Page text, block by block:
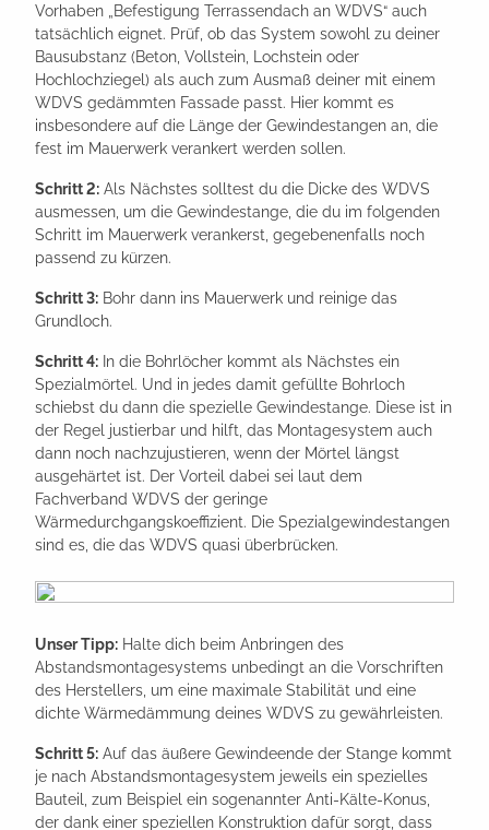
Vorhaben „Befestigung Terrassendach an WDVS“ auch
tatsächlich eignet. Prüf, ob das System sowohl zu deiner
Bausubstanz (Beton, Vollstein, Lochstein oder
Hochlochziegel) als auch zum Ausmaß deiner mit einem
WDVS gedämmten Fassade passt. Hier kommt es
insbesondere auf die Länge der Gewindestangen an, die
fest im Mauerwerk verankert werden sollen.
Schritt 2: Als Nächstes solltest du die Dicke des WDVS
ausmessen, um die Gewindestange, die du im folgenden
Schritt im Mauerwerk verankerst, gegebenenfalls noch
passend zu kürzen.
Schritt 3: Bohr dann ins Mauerwerk und reinige das
Grundloch.
Schritt 4: In die Bohrlöcher kommt als Nächstes ein
Spezialmörtel. Und in jedes damit gefüllte Bohrloch
schiebst du dann die spezielle Gewindestange. Diese ist in
der Regel justierbar und hilft, das Montagesystem auch
dann noch nachzujustieren, wenn der Mörtel längst
ausgehärtet ist. Der Vorteil dabei sei laut dem
Fachverband WDVS der geringe
Wärmedurchgangskoeffizient. Die Spezialgewindestangen
sind es, die das WDVS quasi überbrücken.
Unser Tipp: Halte dich beim Anbringen des
Abstandsmontagesystems unbedingt an die Vorschriften
des Herstellers, um eine maximale Stabilität und eine
dichte Wärmedämmung deines WDVS zu gewährleisten.
Schritt 5: Auf das äußere Gewindeende der Stange kommt
je nach Abstandsmontagesystem jeweils ein spezielles
Bauteil, zum Beispiel ein sogenannter Anti-Kälte-Konus,
der dank einer speziellen Konstruktion dafür sorgt, dass